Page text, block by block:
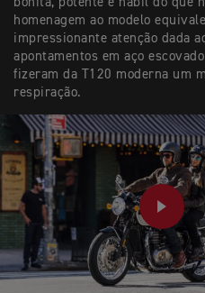
homenagem ao modelo
impressionante atenção dada
apontamentos em aço
fizeram da T120 moderna um
respiração.
PLAY